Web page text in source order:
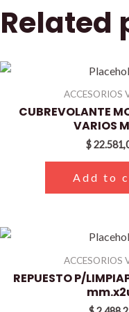
Related
ACCESORIOS
CUBREVOLANTE
VARIOS
$
Add to
ACCESORIOS
REPUESTO P/